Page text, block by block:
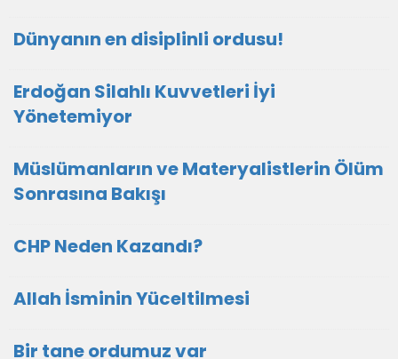
Dünyanın en disiplinli ordusu!
Erdoğan Silahlı Kuvvetleri İyi
Yönetemiyor
Müslümanların ve Materyalistlerin Ölüm
Sonrasına Bakışı
CHP Neden Kazandı?
Allah İsminin Yüceltilmesi
Bir tane ordumuz var